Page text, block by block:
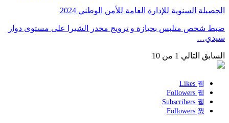
الحصيلة السنوية للإدارة العامة للأمن الوطني 2024
ضبط شخص متلبس بحيازة و ترويج مخدر الشيرا على مستوى دوار
سيدي…
السابق التالي 1 من 10